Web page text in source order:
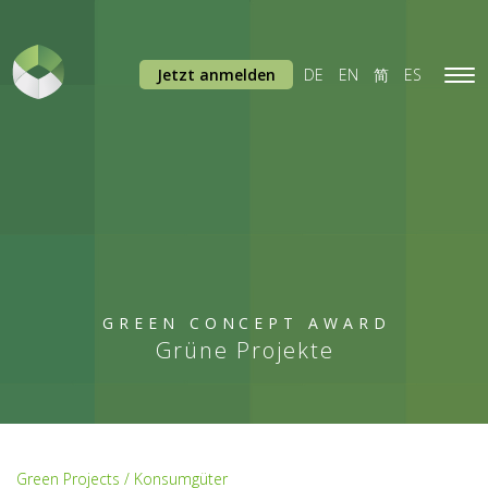
GREEN CONCEPT AWARD
Grüne Projekte
Jetzt anmelden DE EN 简 ES
Green Projects / Konsumgüter